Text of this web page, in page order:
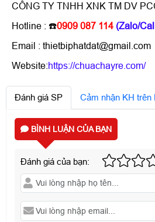
CÔNG TY TNHH XNK TM DV
Hotline : ☎️0909 087 114 (Zalo/
Email : thietbiphatdat@gmail.com
Website:https://chuachayre.com/
Đánh giá SP Cảm nhận KH trên
BÌNH LUẬN CỦA BẠN
Đánh giá của bạn: